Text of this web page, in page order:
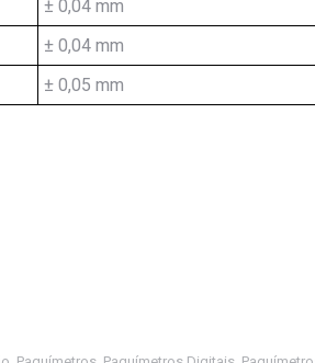
± 0,04 mm
± 0,04 mm
± 0,05 mm